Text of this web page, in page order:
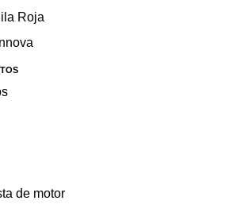
Roja
de motor